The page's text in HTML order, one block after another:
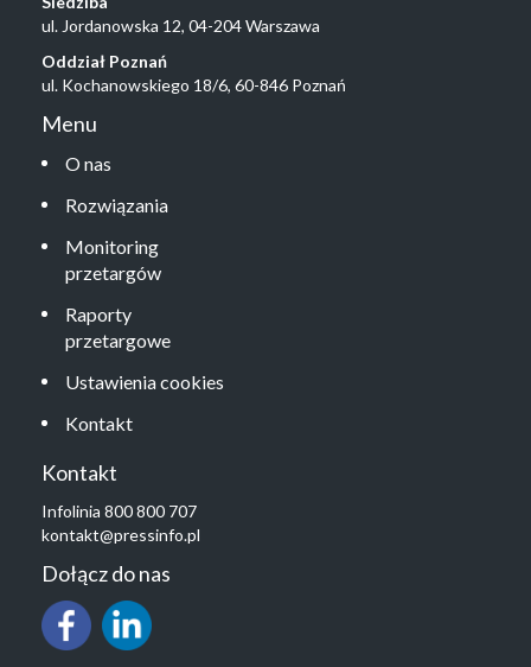
ul. Jordanowska 12, 04-204 Warszawa
Oddział Poznań
ul. Kochanowskiego 18/6, 60-846 Poznań
Menu
O nas
Rozwiązania
Monitoring
przetargów
Raporty
przetargowe
Ustawienia cookies
Kontakt
Kontakt
Infolinia 800 800 707
kontakt@pressinfo.pl
Dołącz do nas